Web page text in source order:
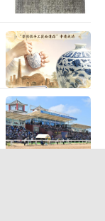
灵贾雨村风
之宴，为此
有两个出席
庙、卖文为生
是个古道热